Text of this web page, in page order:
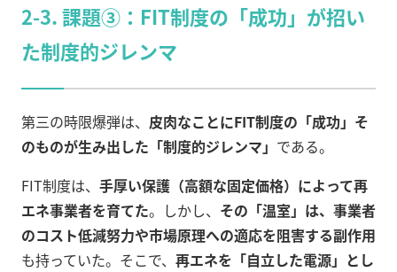
2-3. 課題③：FIT制度の「成功」が招い
た制度的ジレンマ
第三の時限爆弾は、 皮肉なことにFIT制度の「成功」そ
のものが生み出した「制度的ジレンマ」 である。
FIT制度は、 手厚い保護（高額な固定価格）によって再
エネ事業者を育てた。しかし、 その「温室」は、事業者
のコスト低減努力や市場原理への適応を阻害する副作用
も持っていた。そこで、 再エネを「自立した電源」とし